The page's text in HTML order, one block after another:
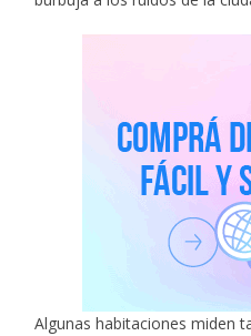
Algunas habitaciones miden